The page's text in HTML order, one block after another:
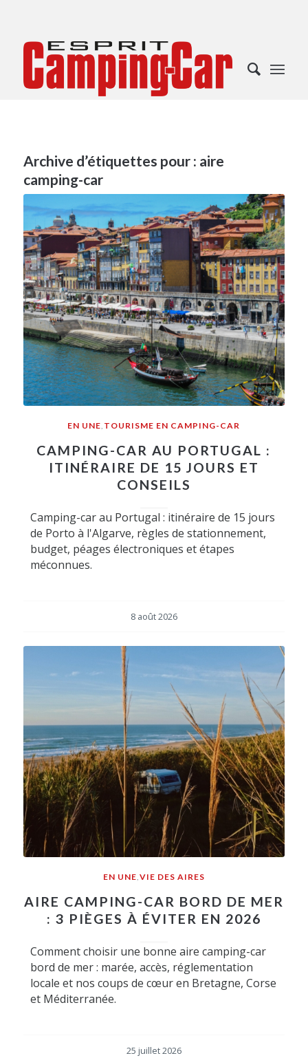
Archive d’étiquettes pour : aire
camping-car
EN UNE TOURISME EN CAMPING-CAR
CAMPING-CAR AU PORTUGAL :
ITINÉRAIRE DE 15 JOURS ET
CONSEILS
Camping-car au Portugal : itinéraire de 15 jours
de Porto à l'Algarve, règles de stationnement,
budget, péages électroniques et étapes
méconnues.
8 août 2026
EN UNE,VIE DES AIRES
AIRE CAMPING-CAR BORD DE MER
: 3 PIÈGES À ÉVITER EN 2026
Comment choisir une bonne aire camping-car
bord de mer : marée, accès, réglementation
locale et nos coups de cœur en Bretagne, Corse
et Méditerranée.
25 juillet 2026